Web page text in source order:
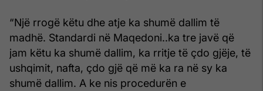
“Një rrogë këtu dhe atje ka shumë dallim të
madhë. Standardi në Maqedoni..ka tre javë që
jam këtu ka shumë dallim, ka rritje të çdo gjëje, të
ushqimit, nafta, çdo gjë që më ka ra në sy ka
shumë dallim. A ke nis procedurën e